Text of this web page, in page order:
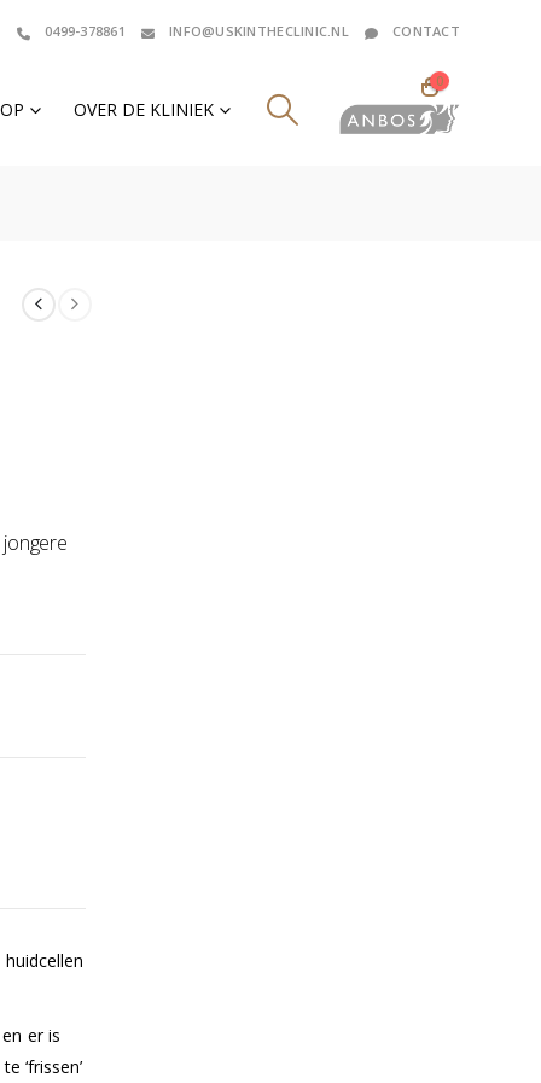
0499-378861 INFO@USKINTHECLINIC.NL CONTACT
OVER DE KLINIEK
0
er is
‘frissen’